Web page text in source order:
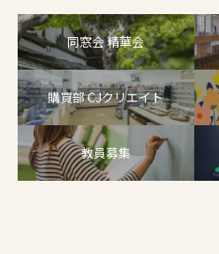
同窓会 精華会
購買部 CJクリエイト
教員募集